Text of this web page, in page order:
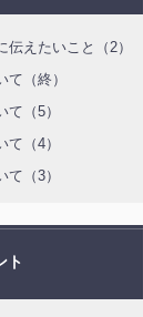
伝えたいこと（2）
て（終）
て（5）
て（4）
て（3）
ト